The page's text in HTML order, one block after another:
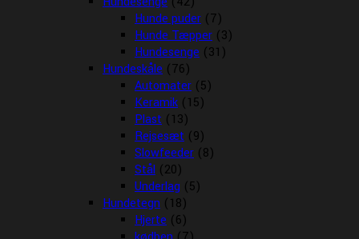
Hunde puder (7)
Hunde Tæpper (3)
Hundesenge (31)
Hundeskåle (76)
Automater (5)
Keramik (15)
Plast (13)
Rejsesæt (9)
Slowfeeder (8)
Stål (20)
Underlag (5)
Hundetegn (18)
Hjerte (6)